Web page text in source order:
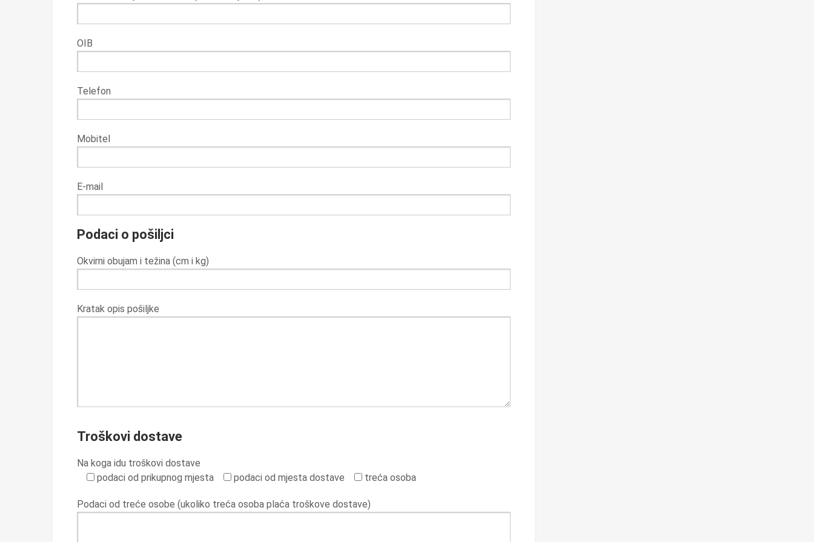
OIB
Telefon
Mobitel
E-mail
Podaci o pošiljci
Okvirni obujam i težina (cm i kg)
Kratak opis pošiljke
Troškovi dostave
Na koga idu troškovi dostave
podaci od prikupnog mjesta
podaci od mjesta dostave treća osoba
Podaci od treće osobe (ukoliko treća osoba plaća troškove dostave)